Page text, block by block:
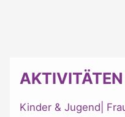
AKTIVITÄTEN
Kinder & Jugend